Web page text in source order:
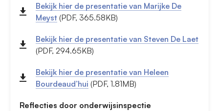
Bekijk hier de presentatie van Marijke De
Meyst (PDF, 365.58KB)
Bekijk hier de presentatie van Steven De Laet
(PDF, 294.65KB)
Bekijk hier de presentatie van Heleen
Bourdeaud’hui (PDF, 1.81MB)
Reflecties door onderwijsinspectie